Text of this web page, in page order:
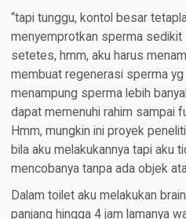
“tapi tunggu, kontol besar
menyemprotkan sperma
setetes, hmm, aku harus
membuat regenerasi sperma
menampung sperma lebih
dapat memenuhi rahim sampai
Hmm, mungkin ini proyek
bila aku melakukannya tapi aku
mencobanya tanpa ada objek
Dalam toilet aku melakukan
panjang hingga 4 jam lamanya